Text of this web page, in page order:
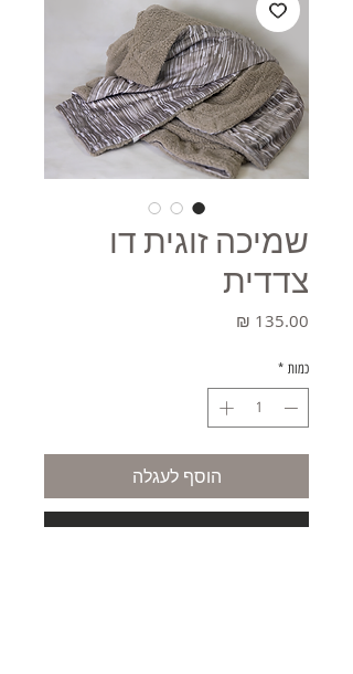
שמיכה זוגית דו
צדדית
כמות *
הוסף לעגלה
קניה מהירה